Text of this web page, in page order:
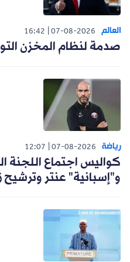
العالم 07-08-2026
16:42
صدمة لنظام المخزن
رياضة 07-08-2026
12:07
كواليس اجتماع اللجنة
و"إسبانية" عنتر وترشيح